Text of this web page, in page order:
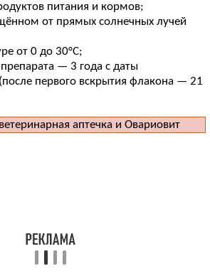
питания и кормов;
от прямых солнечных лучей
от 0 до 30°C;
— 3 года с даты
первого вскрытия флакона — 21